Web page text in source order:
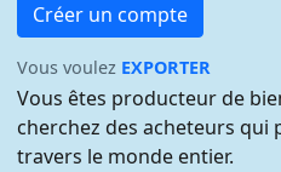
Créer un compte
Vous voulez EXPORTER
Vous êtes producteur de
cherchez des acheteurs qui
travers le monde entier.